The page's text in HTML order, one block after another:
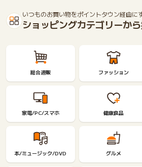
いつものお買い物をポイントタウン経由に
ショッピングカテゴリーか
総合通販 ファッション
家電/PC/スマホ 健康食品
本/ミュージック/DVD グルメ